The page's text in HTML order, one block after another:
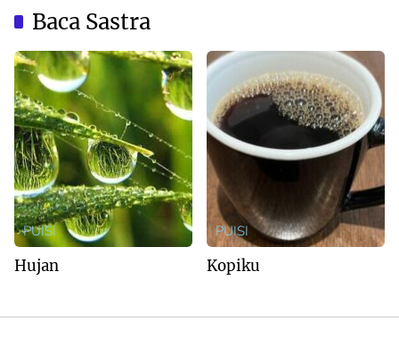
Baca Sastra
PUISI
Hujan
PUISI
Kopiku